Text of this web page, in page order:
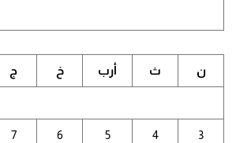
ن ث أرب خ ج
3
4
5
6
7